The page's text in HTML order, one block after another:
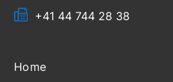
+41 44 744 28 38
Home